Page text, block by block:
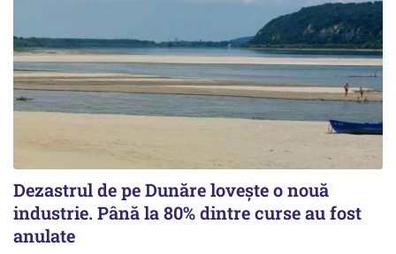
Dezastrul de pe Dunăre lovește o nouă
industrie. Până la 80% dintre curse au fost
anulate